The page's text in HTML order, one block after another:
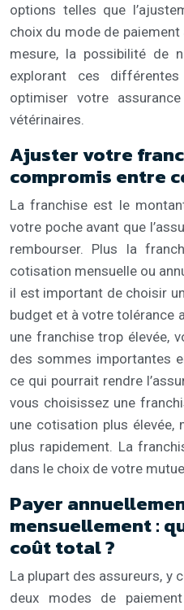
options telles que
choix du mode de
mesure, la possibilité de
explorant ces
optimiser votre
vétérinaires.
Ajuster votre
compromis entre
La franchise est le
votre poche avant que
rembourser. Plus la
cotisation mensuelle ou
il est important de choisir
budget et à votre tolérance
une franchise trop élevée,
des sommes importantes
ce qui pourrait rendre
vous choisissez une
une cotisation plus élevée,
plus rapidement. La
dans le choix de votre
Payer
mensuellement :
coût total ?
La plupart des assureurs, y
deux modes de